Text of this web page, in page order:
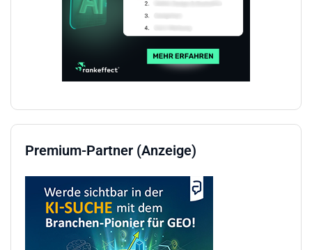
Premium-Partner (Anzeige)